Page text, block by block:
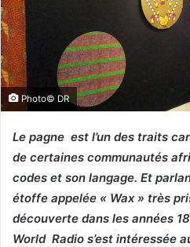
Photo© DR
Le pagne est l’un des traits
de certaines communautés
codes et son langage. Et
étoffe appelée « Wax » très
découverte dans les années
World Radio s’est intéressée